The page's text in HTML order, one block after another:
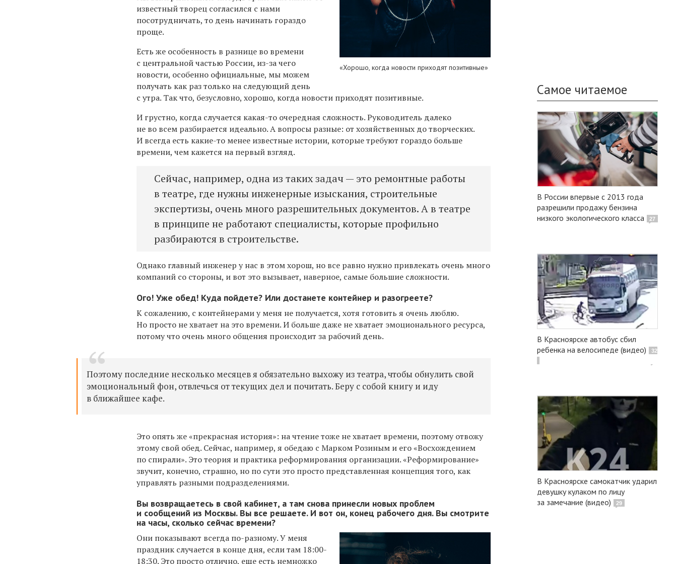
«Хорошо, когда новости приходят позитивные»
известный творец согласился с нами
посотрудничать, то день начинать гораздо
проще.
Есть же особенность в разнице во времени
с центральной частью России, из-за чего
новости, особенно официальные, мы можем
получать как раз только на следующий день
с утра. Так что, безусловно, хорошо, когда новости приходят позитивные.
И грустно, когда случается какая-то очередная сложность. Руководитель далеко
не во всем разбирается идеально. А вопросы разные: от хозяйственных до творческих.
И всегда есть какие-то менее известные истории, которые требуют гораздо больше
времени, чем кажется на первый взгляд.
Сейчас, например, одна из таких задач — это ремонтные работы
в театре, где нужны инженерные изыскания, строительные
экспертизы, очень много разрешительных документов. А в театре
в принципе не работают специалисты, которые профильно
разбираются в строительстве.
Однако главный инженер у нас в этом хорош, но все равно нужно привлекать очень много
компаний со стороны, и вот это вызывает, наверное, самые большие сложности.
Ого! Уже обед! Куда пойдете? Или достанете контейнер и разогреете?
К сожалению, с контейнерами у меня не получается, хотя готовить я очень люблю.
Но просто не хватает на это времени. И больше даже не хватает эмоционального ресурса,
потому что очень много общения происходит за рабочий день.
Поэтому последние несколько месяцев я обязательно выхожу из театра, чтобы обнулить свой
эмоциональный фон, отвлечься от текущих дел и почитать. Беру с собой книгу и иду
в ближайшее кафе.
Это опять же «прекрасная история»: на чтение тоже не хватает времени, поэтому отвожу
этому свой обед. Сейчас, например, я обедаю с Марком Розиным и его «Восхождением
по спирали». Это теория и практика реформирования организации. «Реформирование»
звучит, конечно, страшно, но по сути это просто представленная концепция того, как
управлять разными подразделениями.
Вы возвращаетесь в свой кабинет, а там снова принесли новых проблем
и сообщений из Москвы. Вы все решаете. И вот он, конец рабочего дня. Вы смотрите
на часы, сколько сейчас времени?
Они показывают всегда по-разному. У меня
праздник случается в конце дня, если там 18:00-
18:30. Это просто отлично, еще есть немножко
Самое читаемое
В России впервые с 2013 года
разрешили продажу бензина
низкого экологического класса
27
В Красноярске автобус сбил
ребенка на велосипеде (видео)
32
В Красноярске самокатчик ударил
девушку кулаком по лицу
за замечание (видео)
29